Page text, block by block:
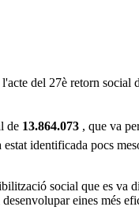
del 27è retorn social
de 13.864.073  , que va
identificada pocs
social que es va
eines més